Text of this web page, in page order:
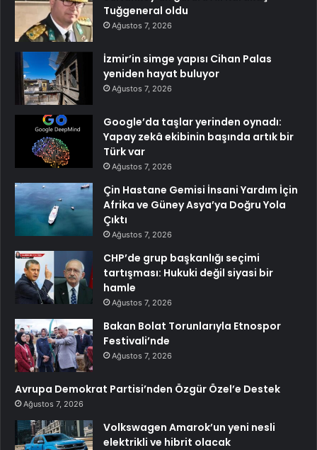
Tuğgeneral oldu
Ağustos 7, 2026
İzmir’in simge yapısı Cihan Palas
yeniden hayat buluyor
Ağustos 7, 2026
Google’da taşlar yerinden oynadı:
Yapay zekâ ekibinin başında artık bir
Türk var
Ağustos 7, 2026
Çin Hastane Gemisi İnsani Yardım İçin
Afrika ve Güney Asya’ya Doğru Yola
Çıktı
Ağustos 7, 2026
CHP’de grup başkanlığı seçimi
tartışması: Hukuki değil siyasi bir
hamle
Ağustos 7, 2026
Bakan Bolat Torunlarıyla Etnospor
Festivali’nde
Ağustos 7, 2026
Avrupa Demokrat Partisi’nden Özgür Özel’e Destek
Ağustos 7, 2026
Volkswagen Amarok’un yeni nesli
elektrikli ve hibrit olacak